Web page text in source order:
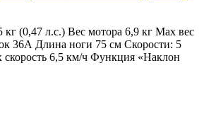
кг (0,47 л.с.) Вес мотора 6,9 кг Мах вес
36А Длина ноги 75 см Скорости: 5
скорость 6,5 км/ч Функция «Наклон